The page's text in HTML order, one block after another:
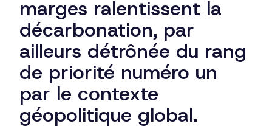
marges ralentissent la
décarbonation, par
ailleurs détrônée du rang
de priorité numéro un
par le contexte
géopolitique global.